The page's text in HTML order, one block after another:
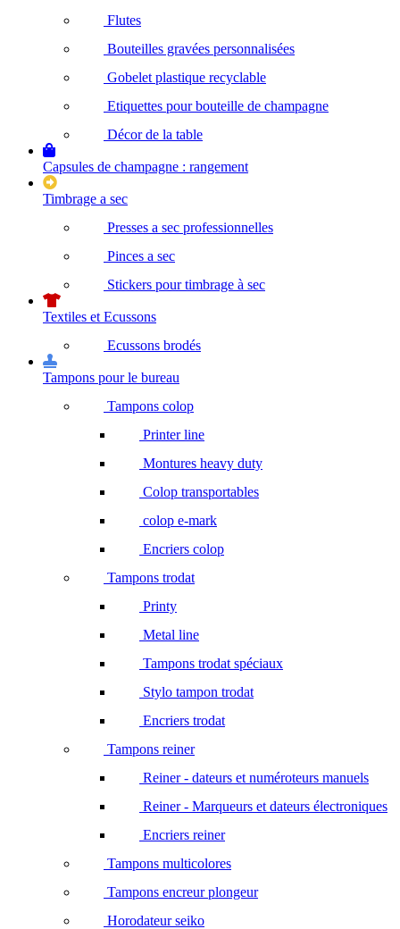
Flutes
Bouteilles gravées personnalisées
Gobelet plastique recyclable
Etiquettes pour bouteille de champagne
Décor de la table
Capsules de champagne : rangement
Timbrage a sec
Presses a sec professionnelles
Pinces a sec
Stickers pour timbrage à sec
Textiles et Ecussons
Ecussons brodés
Tampons pour le bureau
Tampons colop
Printer line
Montures heavy duty
Colop transportables
colop e-mark
Encriers colop
Tampons trodat
Printy
Metal line
Tampons trodat spéciaux
Stylo tampon trodat
Encriers trodat
Tampons reiner
Reiner - dateurs et numéroteurs manuels
Reiner - Marqueurs et dateurs électroniques
Encriers reiner
Tampons multicolores
Tampons encreur plongeur
Horodateur seiko